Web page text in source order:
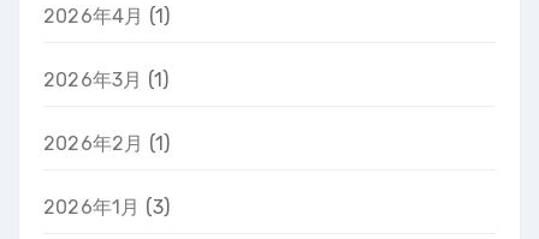
2026年4月 (1)
2026年3月 (1)
2026年2月 (1)
2026年1月 (3)